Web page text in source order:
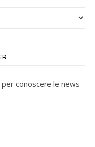
conoscere le news